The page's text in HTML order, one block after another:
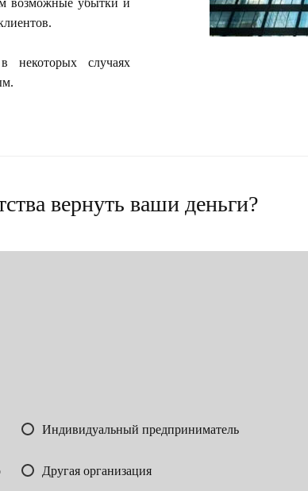
возможные убытки и
случаях
вернуть ваши деньги?
Индивидуальный предприниматель
Другая организация